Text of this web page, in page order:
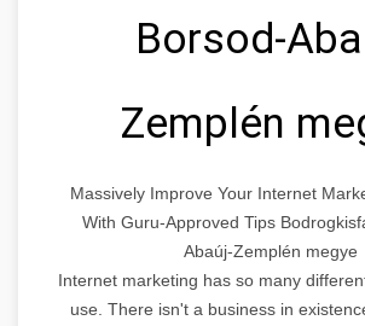
Borsod-
Zemplén
Massively Improve Your Internet
With Guru-Approved Tips
Abaúj-Zemplén megye
Internet marketing has so many
use. There isn't a business in